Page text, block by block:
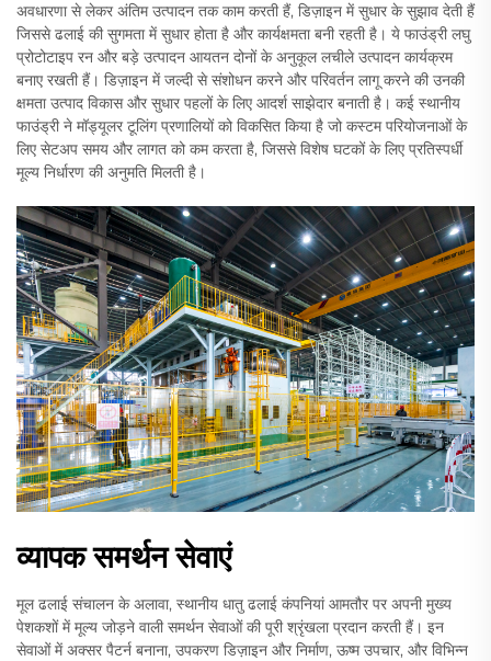
अवधारणा से लेकर अंतिम उत्पादन तक काम करती हैं, डिज़ाइन में सुधार के सुझाव देती हैं
जिससे ढलाई की सुगमता में सुधार होता है और कार्यक्षमता बनी रहती है। ये फाउंड्री लघु
प्रोटोटाइप रन और बड़े उत्पादन आयतन दोनों के अनुकूल लचीले उत्पादन कार्यक्रम
बनाए रखती हैं। डिज़ाइन में जल्दी से संशोधन करने और परिवर्तन लागू करने की उनकी
क्षमता उत्पाद विकास और सुधार पहलों के लिए आदर्श साझेदार बनाती है। कई स्थानीय
फाउंड्री ने मॉड्यूलर टूलिंग प्रणालियों को विकसित किया है जो कस्टम परियोजनाओं के
लिए सेटअप समय और लागत को कम करता है, जिससे विशेष घटकों के लिए प्रतिस्पर्धी
मूल्य निर्धारण की अनुमति मिलती है।
व्यापक समर्थन सेवाएं
मूल ढलाई संचालन के अलावा, स्थानीय धातु ढलाई कंपनियां आमतौर पर अपनी मुख्य
पेशकशों में मूल्य जोड़ने वाली समर्थन सेवाओं की पूरी श्रृंखला प्रदान करती हैं। इन
सेवाओं में अक्सर पैटर्न बनाना, उपकरण डिज़ाइन और निर्माण, ऊष्म उपचार, और विभिन्न